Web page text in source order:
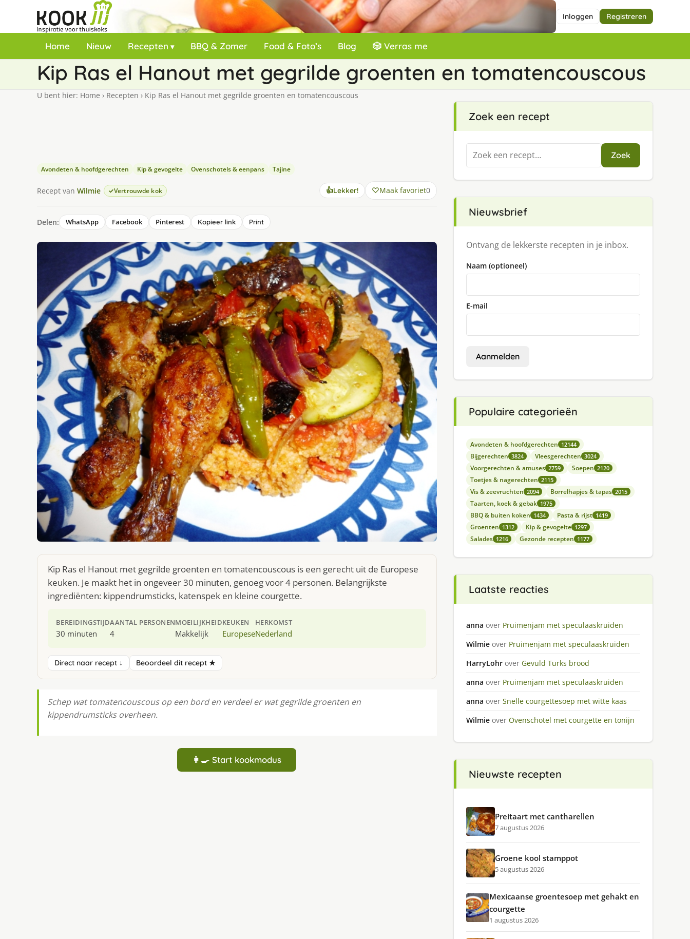
Inloggen Registreren
Home Nieuw Recepten BBQ & Zomer Food & Foto’s Blog 🎲 Verras me
Kip Ras el Hanout met gegrilde groenten en tomatencouscous
U bent hier: Home › Recepten › Kip Ras el Hanout met gegrilde groenten en tomatencouscous
Avondeten & hoofdgerechten Kip & gevogelte Ovenschotels & eenpans Tajine
Recept van Wilmie Vertrouwde kok 👍Lekker! Maak favoriet0
Delen: WhatsApp Facebook Pinterest Kopieer link Print
Kip Ras el Hanout met gegrilde groenten en tomatencouscous is een gerecht uit de Europese
keuken. Je maakt het in ongeveer 30 minuten, genoeg voor 4 personen. Belangrijkste
ingrediënten: kippendrumsticks, katenspek en kleine courgette.
BEREIDINGSTIJD
30 minuten
AANTAL PERSONEN
4
MOEILIJKHEID
Makkelijk
KEUKEN
Europese
HERKOMST
Nederland
Direct naar recept ↓ Beoordeel dit recept ★
Schep wat tomatencouscous op een bord en verdeel er wat gegrilde groenten en
kippendrumsticks overheen.
👩‍🍳 Start kookmodus
Zoek een recept
Zoeken
naar:
Zoek
Nieuwsbrief
Ontvang de lekkerste recepten in je inbox.
Naam (optioneel)
E-mail
Aanmelden
Populaire categorieën
Avondeten & hoofdgerechten 12144
Bijgerechten 3824 Vleesgerechten 3024
Voorgerechten & amuses 2759 Soepen 2120
Toetjes & nagerechten 2115
Vis & zeevruchten 2094 Borrelhapjes & tapas 2015
Taarten, koek & gebak 1975
BBQ & buiten koken 1434 Pasta & rijst 1419
Groenten 1312 Kip & gevogelte 1297
Salades 1216 Gezonde recepten 1177
Laatste reacties
anna over Pruimenjam met speculaaskruiden
Wilmie over Pruimenjam met speculaaskruiden
HarryLohr over Gevuld Turks brood
anna over Pruimenjam met speculaaskruiden
anna over Snelle courgettesoep met witte kaas
Wilmie over Ovenschotel met courgette en tonijn
Nieuwste recepten
Preitaart met cantharellen
7 augustus 2026
Groene kool stamppot
5 augustus 2026
Mexicaanse groentesoep met gehakt en
courgette
1 augustus 2026